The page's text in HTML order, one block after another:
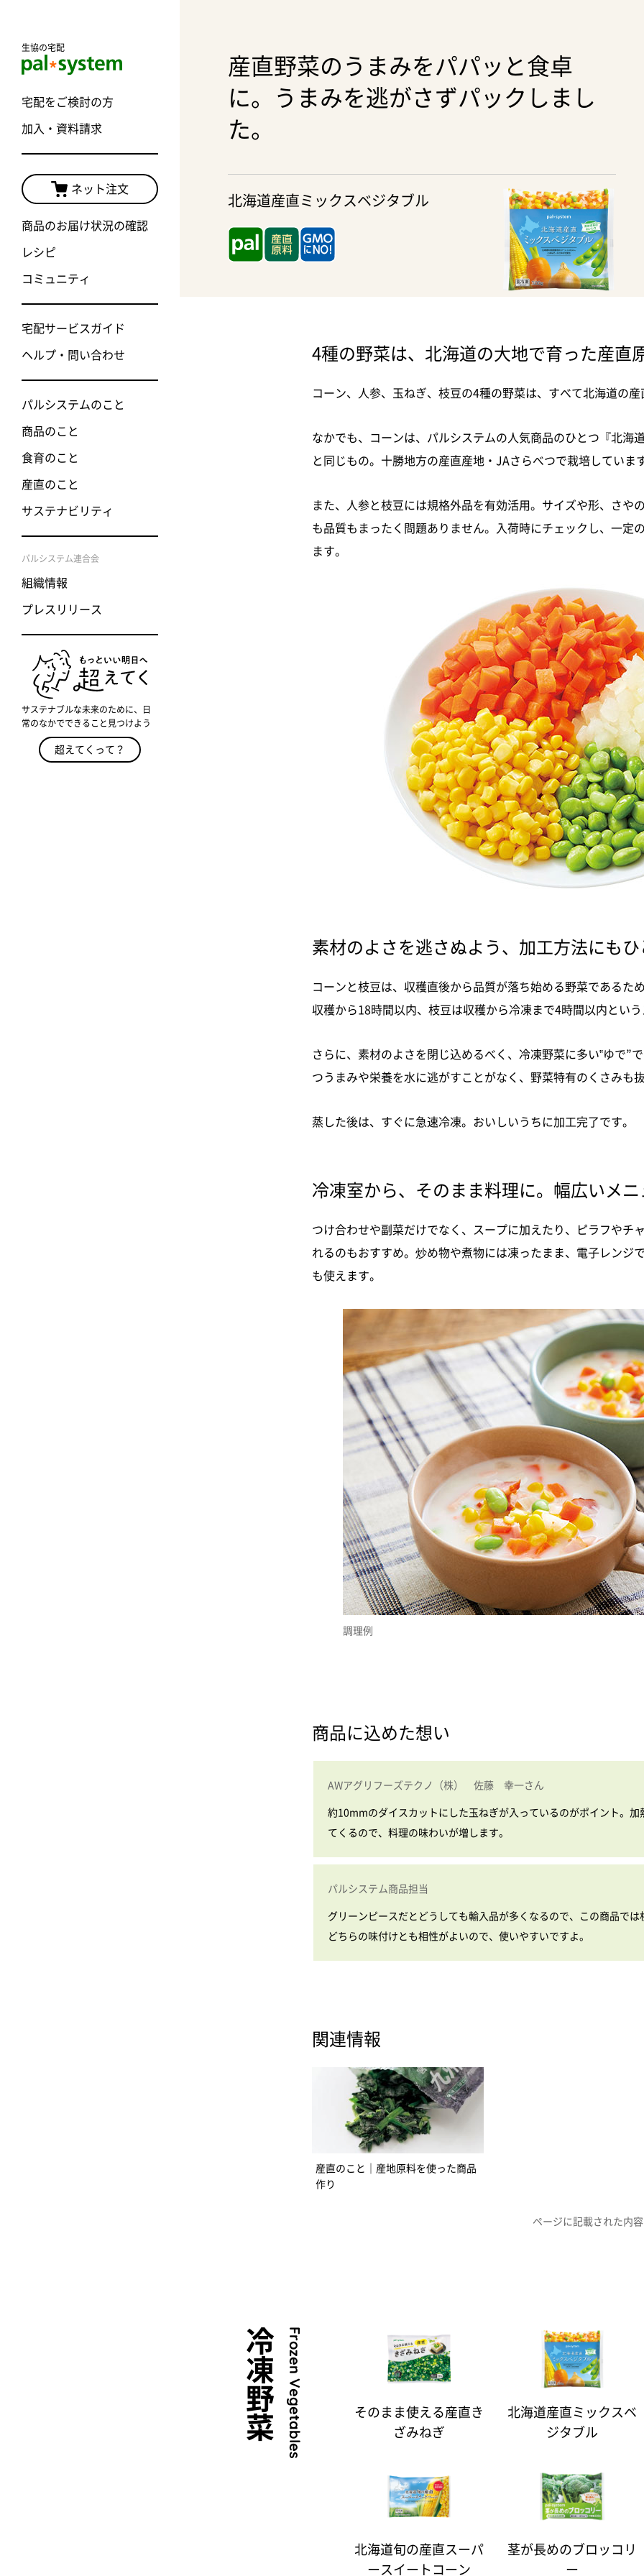
生協の宅配
宅配をご検討の方
加入・資料請求
ネット注文
商品のお届け状況の確認
レシピ
コミュニティ
宅配サービスガイド
ヘルプ・問い合わせ
パルシステムのこと
商品のこと
食育のこと
産直のこと
サステナビリティ
パルシステム連合会
組織情報
プレスリリース
サステナブルな未来のために、日
常のなかでできること見つけよう
超えてくって？
産直野菜のうまみをパパッと食卓
に。うまみを逃がさずパックしまし
た。
北海道産直ミックスベジタブル
4種の野菜は、北海道の大地で育った産直
コーン、人参、玉ねぎ、枝豆の4種の野菜は、すべて北海道の
なかでも、コーンは、パルシステムの人気商品のひとつ『北海
と同じもの。十勝地方の産直産地・JAさらべつで栽培していま
また、人参と枝豆には規格外品を有効活用。サイズや形、さや
も品質もまったく問題ありません。入荷時にチェックし、一定
ます。
素材のよさを逃さぬよう、加工方法にもひ
コーンと枝豆は、収穫直後から品質が落ち始める野菜であるた
収穫から18時間以内、枝豆は収穫から冷凍まで4時間以内とい
さらに、素材のよさを閉じ込めるべく、冷凍野菜に多い‟ゆで”
つうまみや栄養を水に逃がすことがなく、野菜特有のくさみも
蒸した後は、すぐに急速冷凍。おいしいうちに加工完了です。
冷凍室から、そのまま料理に。幅広いメ
つけ合わせや副菜だけでなく、スープに加えたり、ピラフやチ
れるのもおすすめ。炒め物や煮物には凍ったまま、電子レンジ
も使えます。
調理例
商品に込めた想い
AWアグリフーズテクノ（株） 佐藤 幸一さん
約10mmのダイスカットにした玉ねぎが入っているのがポイント。
てくるので、料理の味わいが増します。
パルシステム商品担当
グリーンピースだとどうしても輸入品が多くなるので、この商品で
どちらの味付けとも相性がよいので、使いやすいですよ。
関連情報
産直のこと｜産地原料を使った商品
作り
ページに記載された内
Frozen Vegetables
冷凍野菜
そのまま使える産直き
ざみねぎ
北海道産直ミックスベ
ジタブル
北海道旬の産直スーパ
ースイートコーン
茎が長めのブロッコリ
ー